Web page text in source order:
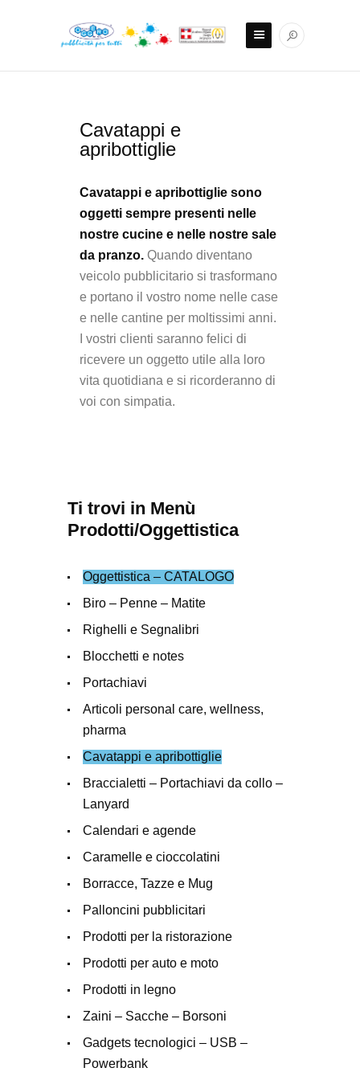
Cavatappi e
apribottiglie
Cavatappi e apribottiglie sono
oggetti sempre presenti nelle
nostre cucine e nelle nostre sale
da pranzo. Quando diventano
veicolo pubblicitario si trasformano
e portano il vostro nome nelle case
e nelle cantine per moltissimi anni.
I vostri clienti saranno felici di
ricevere un oggetto utile alla loro
vita quotidiana e si ricorderanno di
voi con simpatia.
Ti trovi in Menù
Prodotti/Oggettistica
Oggettistica – CATALOGO
Biro – Penne – Matite
Righelli e Segnalibri
Blocchetti e notes
Portachiavi
Articoli personal care, wellness,
pharma
Cavatappi e apribottiglie
Braccialetti – Portachiavi da collo –
Lanyard
Calendari e agende
Caramelle e cioccolatini
Borracce, Tazze e Mug
Palloncini pubblicitari
Prodotti per la ristorazione
Prodotti per auto e moto
Prodotti in legno
Zaini – Sacche – Borsoni
Gadgets tecnologici – USB –
Powerbank​